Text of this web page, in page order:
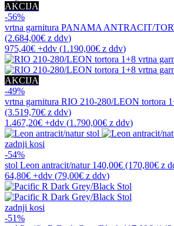
AKCIJA
-56%
vrtna garnitura PANAMA ANTRACIT/
(2.684,00€ z ddv)
975,40€ +ddv (1.190,00€ z ddv)
AKCIJA
-49%
vrtna garnitura RIO 210-280/LEON tortora
(3.519,70€ z ddv)
1.467,20€ +ddv (1.790,00€ z ddv)
zadnji kosi
-54%
stol Leon antracit/natur 140,00€ (170,80€ z
64,80€ +ddv (79,00€ z ddv)
zadnji kosi
-51%